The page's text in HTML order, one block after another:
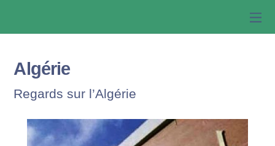
Algérie
Regards sur l’Algérie